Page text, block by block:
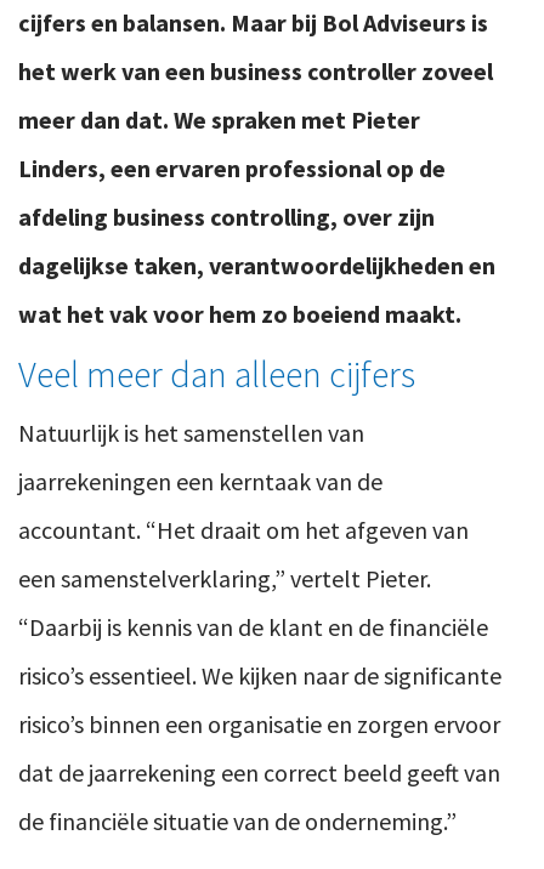
cijfers en balansen. Maar bij Bol Adviseurs is
het werk van een business controller zoveel
meer dan dat. We spraken met Pieter
Linders, een ervaren professional op de
afdeling business controlling, over zijn
dagelijkse taken, verantwoordelijkheden en
wat het vak voor hem zo boeiend maakt.
Veel meer dan alleen cijfers
Natuurlijk is het samenstellen van
jaarrekeningen een kerntaak van de
accountant. “Het draait om het afgeven van
een samenstelverklaring,” vertelt Pieter.
“Daarbij is kennis van de klant en de financiële
risico’s essentieel. We kijken naar de significante
risico’s binnen een organisatie en zorgen ervoor
dat de jaarrekening een correct beeld geeft van
de financiële situatie van de onderneming.”